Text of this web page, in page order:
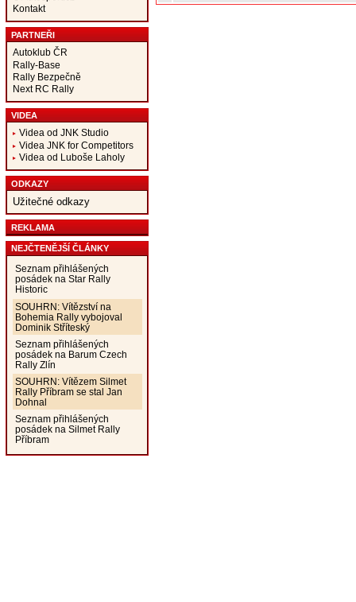
Kontakt
PARTNEŘI
Autoklub ČR
Rally-Base
Rally Bezpečně
Next RC Rally
VIDEA
Videa od JNK Studio
Videa JNK for Competitors
Videa od Luboše Laholy
ODKAZY
Užitečné odkazy
REKLAMA
NEJČTENĚJŠÍ ČLÁNKY
Seznam přihlášených
posádek na Star Rally
Historic
SOUHRN: Vítězství na
Bohemia Rally vybojoval
Dominik Stříteský
Seznam přihlášených
posádek na Barum Czech
Rally Zlín
SOUHRN: Vítězem Silmet
Rally Příbram se stal Jan
Dohnal
Seznam přihlášených
posádek na Silmet Rally
Příbram